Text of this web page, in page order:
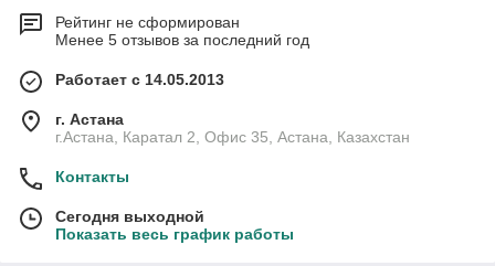
Рейтинг не сформирован
Менее 5 отзывов за последний год
Работает с 14.05.2013
г. Астана
г.Астана, Каратал 2, Офис 35, Астана, Казахстан
Контакты
Сегодня выходной
Показать весь график работы